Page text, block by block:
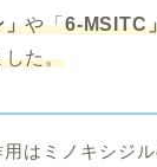
」や「6-MSITC
した。
はミノキシジ